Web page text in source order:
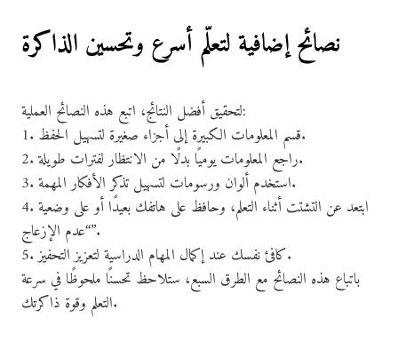
نصائح إضافية لتعلّم أسرع وتحسين الذاكرة
لتحقيق أفضل النتائج، اتبع هذه النصائح العملية:
1. قسم المعلومات الكبيرة إلى أجزاء صغيرة لتسهيل الحفظ.
2. راجع المعلومات يوميًا بدلًا من الانتظار لفترات طويلة.
3. استخدم ألوان ورسومات لتسهيل تذكر الأفكار المهمة.
4. ابتعد عن التشتت أثناء التعلم، وحافظ على هاتفك بعيدًا أو على وضعية
“عدم الإزعاج”.
5. كافئ نفسك عند إكمال المهام الدراسية لتعزيز التحفيز.
باتباع هذه النصائح مع الطرق السبع، ستلاحظ تحسنًا ملحوظًا في سرعة
التعلم وقوة ذاكرتك.